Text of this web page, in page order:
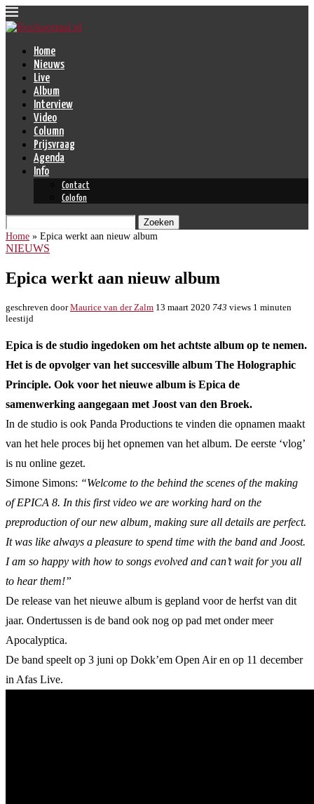
Home
Nieuws
Live
Album
Interview
Video
Column
Prijsvraag
Agenda
Info
Contact
Colofon
Zoeken
Home » Epica werkt aan nieuw album
NIEUWS
Epica werkt aan nieuw album
geschreven doorMaurice van der Zalm 13 maart 2020 743 views 1 minuten
leestijd
Epica is de studio ingedoken om het achtste album op te nemen.
Het is de opvolger van het succesville album The Holographic
Principle. Ook voor het nieuwe album is Epica de
samenwerking aangegaan met Joost van den Broek.
In de studio is ook Panda Productions te vinden die opnamen maakt
van het hele proces bij het opnemen van het album. De eerste ‘vlog’
is nu online gezet.
Simone Simons: “Welcome to the behind the scenes of the making
of EPICA 8. In this first video we are working hard on the
preproduction of our new album, making sure all details are perfect.
It was like always a pleasure to spend time with the band and Joost.
I am so happy with how to songs evolved and can’t wait for you all
to hear them!”
De release van het nieuwe album is gepland voor de herfst van dit
jaar. Ondertussen is de band ook nog op pad met onder meer
Apocalyptica.
De band speelt op 3 juni op Dokk’em Open Air en op 11 december
in Afas Live.